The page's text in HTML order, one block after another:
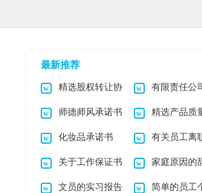
最新推荐
精选股权转让协
议书集锦4篇
有限责任公
权转让协议书
师德师风承诺书
锦集五篇
精选产品质
证书范文五篇
化妆品承诺书 有关员工离
诺书3篇
关于工作保证书
范文集合7篇
家庭原因的
报告汇编十篇
文员的实习报告 简单的员工